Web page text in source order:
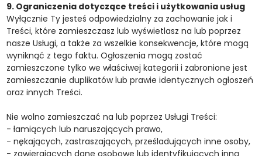
9. Ograniczenia dotyczące treści i użytkowania usług
Wyłącznie Ty jesteś odpowiedzialny za zachowanie jak i
Treści, które zamieszczasz lub wyświetlasz na lub poprzez
nasze Usługi, a także za wszelkie konsekwencje, które mogą
wyniknąć z tego faktu. Ogłoszenia mogą zostać
zamieszczone tylko we właściwej kategorii i zabronione jest
zamieszczanie duplikatów lub prawie identycznych ogłoszeń
oraz innych Treści.
Nie wolno zamieszczać na lub poprzez Usługi Treści:
- łamiących lub naruszających prawo,
- nękających, zastraszających, prześladujących inne osoby,
- zawierających dane osobowe lub identyfikujących inną